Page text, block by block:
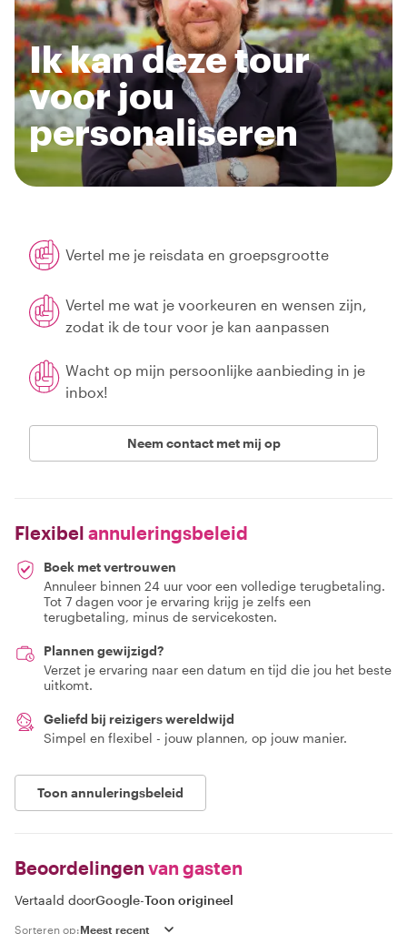
Ik kan deze tour
voor jou
personaliseren
Vertel me je reisdata en groepsgrootte
Vertel me wat je voorkeuren en wensen zijn,
zodat ik de tour voor je kan aanpassen
Wacht op mijn persoonlijke aanbieding in je
inbox!
Neem contact met mij op
Flexibel annuleringsbeleid
Boek met vertrouwen
Annuleer binnen 24 uur voor een volledige terugbetaling.
Tot 7 dagen voor je ervaring krijg je zelfs een
terugbetaling, minus de servicekosten.
Plannen gewijzigd?
Verzet je ervaring naar een datum en tijd die jou het beste
uitkomt.
Geliefd bij reizigers wereldwijd
Simpel en flexibel - jouw plannen, op jouw manier.
Toon annuleringsbeleid
Beoordelingen van gasten
Vertaald doorGoogle-Toon origineel
Sorteren op: